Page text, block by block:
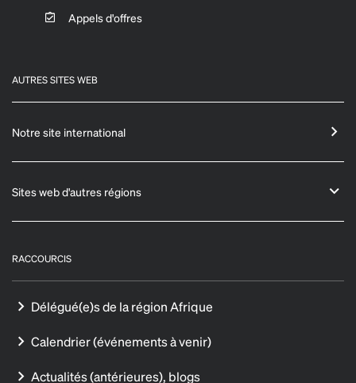
Appels d'offres
AUTRES SITES WEB
Notre site international
Sites web d'autres régions
RACCOURCIS
Délégué(e)s de la région Afrique
Calendrier (événements à venir)
Actualités (antérieures), blogs